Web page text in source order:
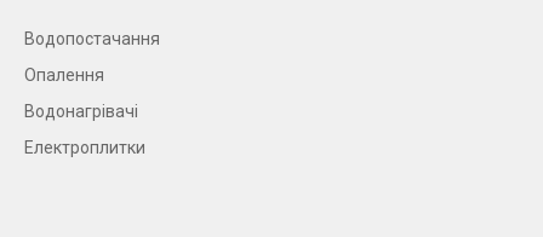
Водопостачання
Опалення
Водонагрівачі
Електроплитки